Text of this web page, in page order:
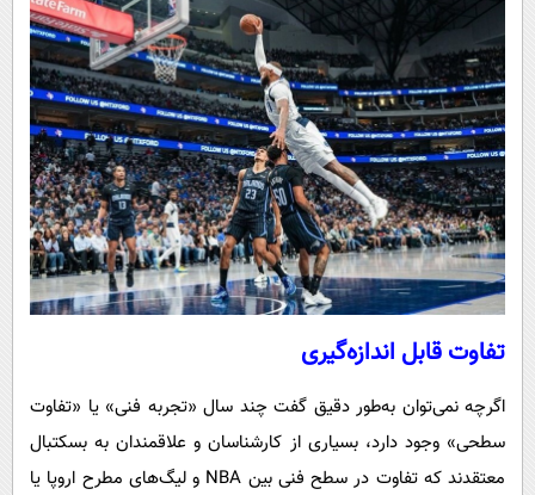
تفاوت قابل اندازه‌گیری
اگرچه نمی‌توان به‌طور دقیق گفت چند سال «تجربه فنی» یا «تفاوت
سطحی» وجود دارد، بسیاری از کارشناسان و علاقمندان به بسکتبال
معتقدند که تفاوت در سطح فنی بین NBA و لیگ‌های مطرح اروپا یا